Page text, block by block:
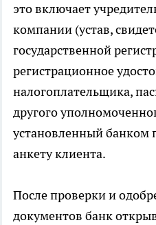
это включает
компании (устав,
государственной
регистрационное
налогоплательщика,
другого
установленный банком
анкету клиента.
После проверки и
документов банк